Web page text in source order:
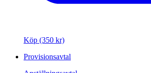
Köp (350 kr)
Provisionsavtal